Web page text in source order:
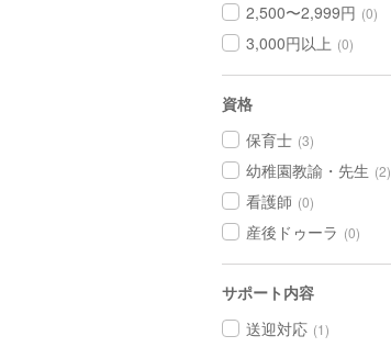
2,500〜2,999円 (0)
3,000円以上 (0)
資格
保育士 (3)
幼稚園教諭・先生 (2)
看護師 (0)
産後ドゥーラ (0)
サポート内容
送迎対応 (1)